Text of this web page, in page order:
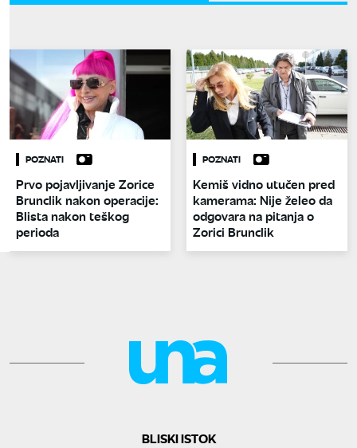
POZNATI
Prvo pojavljivanje Zorice
Brunclik nakon operacije:
Blista nakon teškog
perioda
POZNATI
Kemiš vidno utučen pred
kamerama: Nije želeo da
odgovara na pitanja o
Zorici Brunclik
BLISKI ISTOK